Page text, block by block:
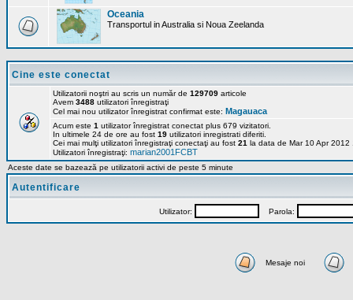
Oceania
Transportul in Australia si Noua Zeelanda
Cine este conectat
Utilizatorii noştri au scris un număr de 129709 articole
Avem 3488 utilizatori înregistraţi
Cel mai nou utilizator înregistrat confirmat este: Magauaca
Acum este 1 utilizator înregistrat conectat plus 679 vizitatori.
In ultimele 24 de ore au fost 19 utilizatori inregistrati diferiti.
Cei mai mulţi utilizatori înregistraţi conectaţi au fost 21 la data de Mar 10 Apr 2012
Utilizatori înregistraţi: marian2001FCBT
Aceste date se bazează pe utilizatorii activi de peste 5 minute
Autentificare
Utilizator: Parola:
Mesaje noi